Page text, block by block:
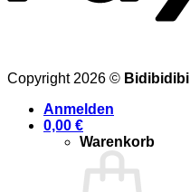
Copyright 2026 © Bidibidibi
Anmelden
0,00 €
Warenkorb